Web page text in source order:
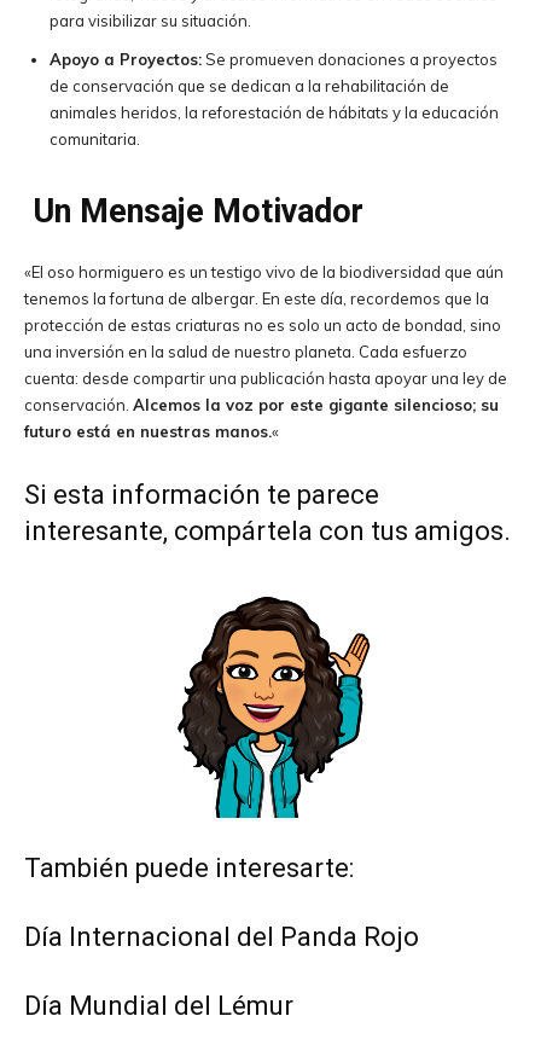
para visibilizar su situación.
Apoyo a Proyectos:Se promueven donaciones a proyectos
de conservación que se dedican a la rehabilitación de
animales heridos, la reforestación de hábitats y la educación
comunitaria.
Un Mensaje Motivador
«El oso hormiguero es un testigo vivo de la biodiversidad que aún
tenemos la fortuna de albergar. En este día, recordemos que la
protección de estas criaturas no es solo un acto de bondad, sino
una inversión en la salud de nuestro planeta. Cada esfuerzo
cuenta: desde compartir una publicación hasta apoyar una ley de
conservación. Alcemos la voz por este gigante silencioso; su
futuro está en nuestras manos.«
Si esta información te parece
interesante, compártela con tus amigos.
También puede interesarte:
Día Internacional del Panda Rojo
Día Mundial del Lémur